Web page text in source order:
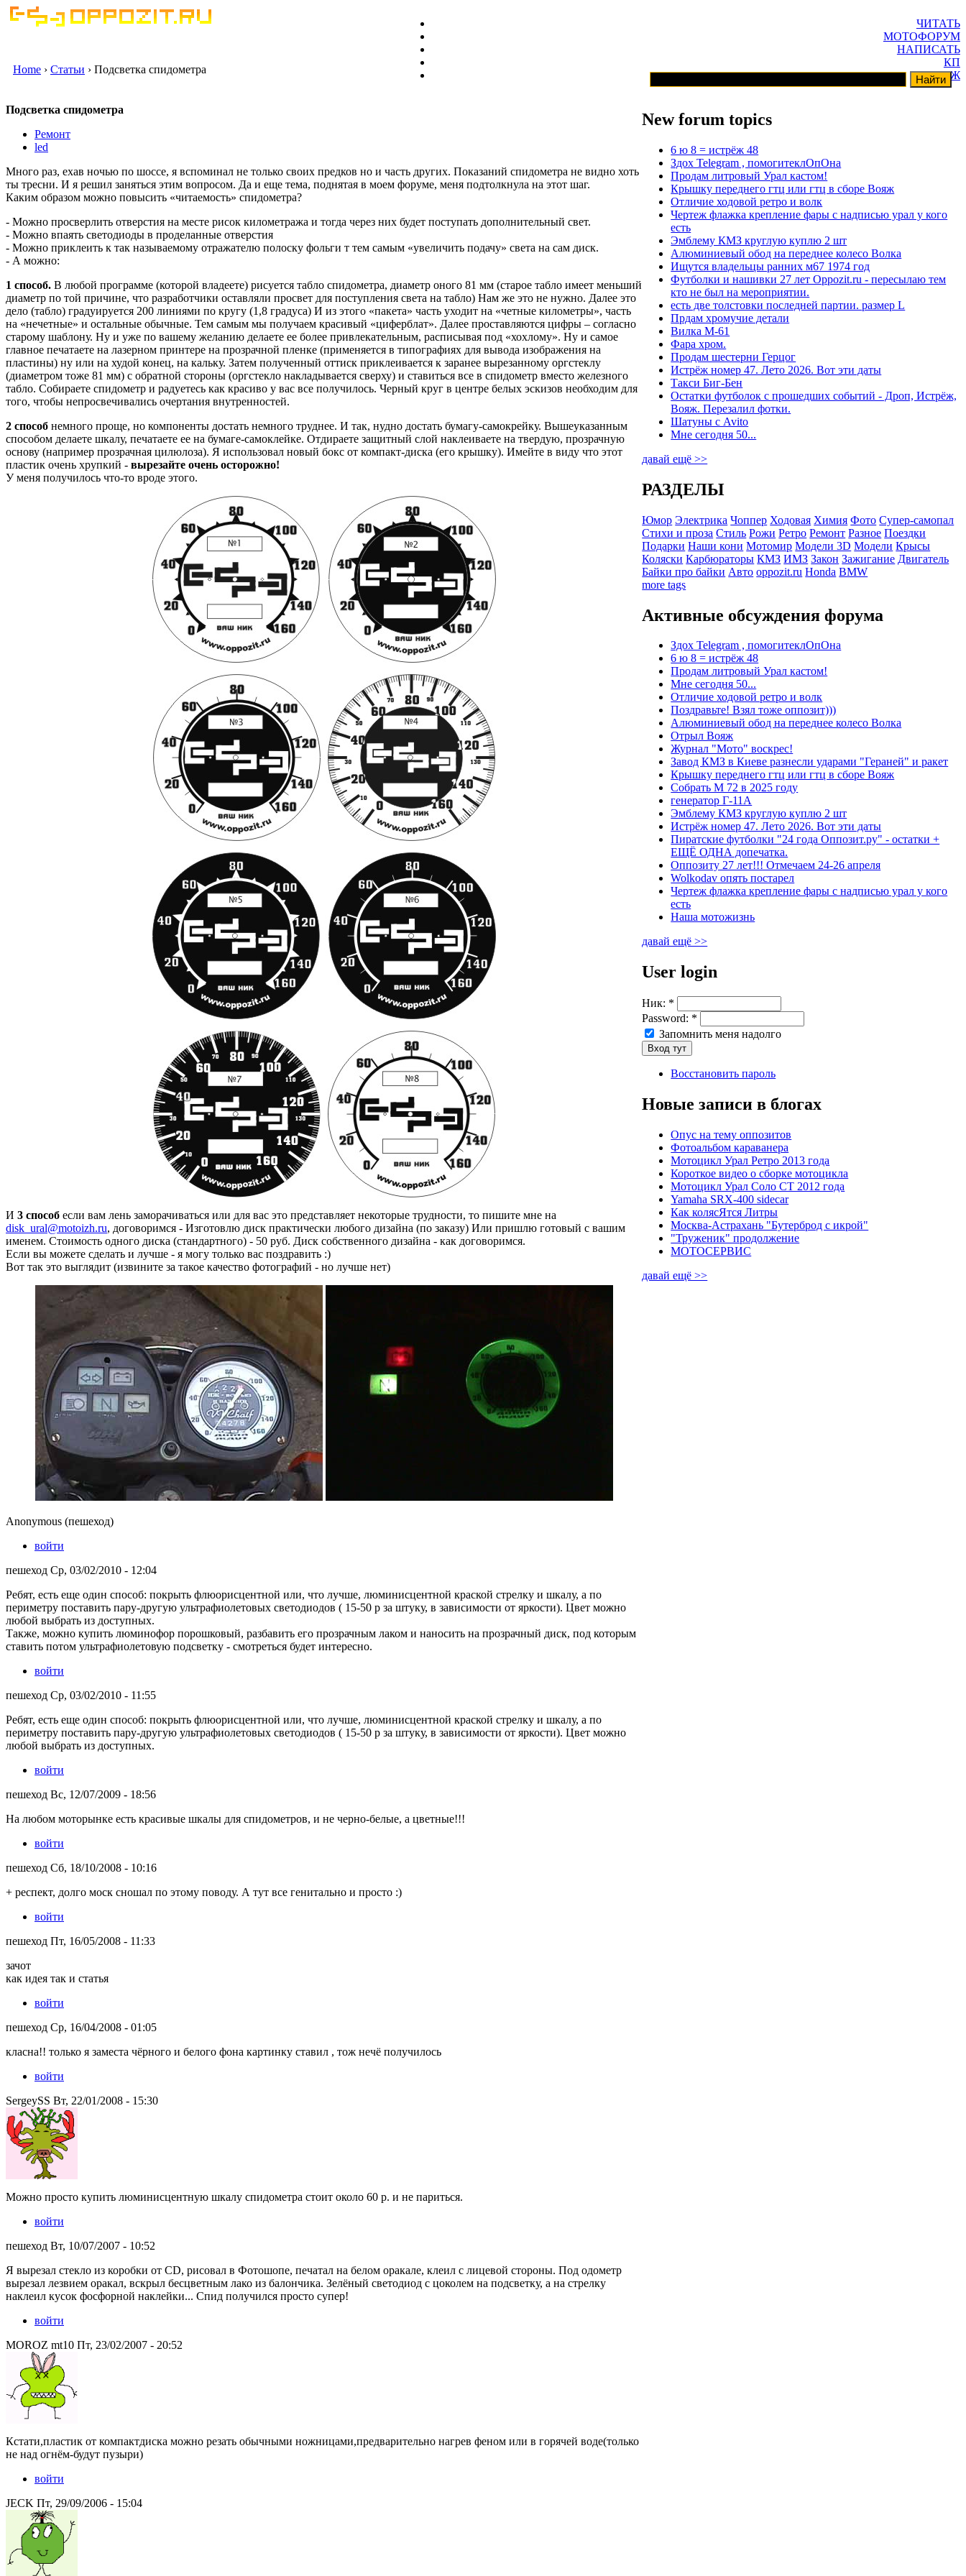
ЧИТАТЬ
МОТОФОРУМ
НАПИСАТЬ
КП
ГАРАЖ
Home › Статьи › Подсветка спидометра
Подсветка спидометра
Ремонт
led
Много раз, ехав ночью по шоссе, я вспоминал не только своих предков но и часть других. Показаний спидометра не видно хоть
ты тресни. И я решил заняться этим вопросом. Да и еще тема, поднятая в моем форуме, меня подтолкнула на этот шаг.
Каким образом можно повысить «читаемость» спидометра?
- Можно просверлить отверстия на месте рисок километража и тогда через них будет поступать дополнительный свет.
- Можно впаять светодиоды в проделанные отверстия
- Можно приклеить к так называемому отражателю полоску фольги т тем самым «увеличить подачу» света на сам диск.
- А можно:
1 способ. В любой программе (которой владеете) рисуется табло спидометра, диаметр оного 81 мм (старое табло имеет меньший
диаметр по той причине, что разработчики оставляли просвет для поступления света на табло) Нам же это не нужно. Далее это
дело (табло) градуируется 200 линиями по кругу (1,8 градуса) И из этого «пакета» часть уходит на «четные километры», часть
на «нечетные» и остальные обычные. Тем самым мы получаем красивый «циферблат». Далее проставляются цифры – согласно
старому шаблону. Ну и уже по вашему желанию делаете ее более привлекательным, расписывая под «хохлому». Ну и самое
главное печатаете на лазерном принтере на прозрачной пленке (применяется в типографиях для вывода изображения на
пластины) ну или на худой конец, на кальку. Затем полученный оттиск приклеивается к заранее вырезанному оргстеклу
(диаметром тоже 81 мм) с обратной стороны (оргстекло накладывается сверху) и ставиться все в спидометр вместо железного
табло. Собираете спидометр и радуетесь как красиво у вас все получилось. Черный круг в центре белых эскизов необходим для
того, чтобы непросвечивались очертания внутренностей.
2 способ немного проще, но компоненты достать немного труднее. И так, нудно достать бумагу-самокрейку. Вышеуказанным
способом делаете шкалу, печатаете ее на бумаге-самоклейке. Отдираете защитный слой наклеиваете на твердую, прозрачную
основу (например прозрачная цилюлоза). Я использовал новый бокс от компакт-диска (его крышку). Имейте в виду что этот
пластик очень хрупкий - вырезайте очень осторожно!
У меня получилось что-то вроде этого.
И 3 способ если вам лень заморачиваться или для вас это представляет некоторые трудности, то пишите мне на
disk_ural@motoizh.ru, договоримся - Изготовлю диск практически любого дизайна (по заказу) Или пришлю готовый с вашим
именем. Стоимость одного диска (стандартного) - 50 руб. Диск собственного дизайна - как договоримся.
Если вы можете сделать и лучше - я могу только вас поздравить :)
Вот так это выглядит (извините за такое качество фотографий - но лучше нет)
Anonymous (пешеход)
войти
пешеход Ср, 03/02/2010 - 12:04
Ребят, есть еще один способ: покрыть флюорисцентной или, что лучше, люминисцентной краской стрелку и шкалу, а по
периметру поставить пару-другую ультрафиолетовых светодиодов ( 15-50 р за штуку, в зависимости от яркости). Цвет можно
любой выбрать из доступных.
Также, можно купить люминофор порошковый, разбавить его прозрачным лаком и наносить на прозрачный диск, под которым
ставить потом ультрафиолетовую подсветку - смотреться будет интересно.
войти
пешеход Ср, 03/02/2010 - 11:55
Ребят, есть еще один способ: покрыть флюорисцентной или, что лучше, люминисцентной краской стрелку и шкалу, а по
периметру поставить пару-другую ультрафиолетовых светодиодов ( 15-50 р за штуку, в зависимости от яркости). Цвет можно
любой выбрать из доступных.
войти
пешеход Вс, 12/07/2009 - 18:56
На любом моторынке есть красивые шкалы для спидометров, и не черно-белые, а цветные!!!
войти
пешеход Сб, 18/10/2008 - 10:16
+ респект, долго моск сношал по этому поводу. А тут все генитально и просто :)
войти
пешеход Пт, 16/05/2008 - 11:33
зачот
как идея так и статья
войти
пешеход Ср, 16/04/2008 - 01:05
класна!! только я заместа чёрного и белого фона картинку ставил , тож нечё получилось
войти
SergeySS Вт, 22/01/2008 - 15:30
Можно просто купить люминисцентную шкалу спидометра стоит около 60 р. и не париться.
войти
пешеход Вт, 10/07/2007 - 10:52
Я вырезал стекло из коробки от CD, рисовал в Фотошопе, печатал на белом оракале, клеил с лицевой стороны. Под одометр
вырезал лезвием оракал, вскрыл бесцветным лако из балончика. Зелёный светодиод с цоколем на подсветку, а на стрелку
наклеил кусок фосфорной наклейки... Спид получился просто супер!
войти
MOROZ mt10 Пт, 23/02/2007 - 20:52
Кстати,пластик от компактдиска можно резать обычными ножницами,предварительно нагрев феном или в горячей воде(только
не над огнём-будут пузыри)
войти
JECK Пт, 29/09/2006 - 15:04
New forum topics
6 ю 8 = истрёж 48
Здох Telegram , помогитеклОпОна
Продам литровый Урал кастом!
Крышку переднего гтц или гтц в сборе Вояж
Отличие ходовой ретро и волк
Чертеж флажка крепление фары с надписью урал у кого
есть
Эмблему КМЗ круглую куплю 2 шт
Алюминиевый обод на переднее колесо Волка
Ищутся владельцы ранних м67 1974 год
Футболки и нашивки 27 лет Oppozit.ru - пересылаю тем
кто не был на мероприятии.
есть две толстовки последней партии. размер L
Прдам хромучие детали
Вилка М-61
Фара хром.
Продам шестерни Герцог
Истрёж номер 47. Лето 2026. Вот эти даты
Такси Биг-Бен
Остатки футболок с прошедших событий - Дроп, Истрёж,
Вояж. Перезалил фотки.
Шатуны с Avito
Мне сегодня 50...
давай ещё >>
РАЗДЕЛЫ
Юмор Электрика Чоппер Ходовая Химия Фото Супер-самопал
Стихи и проза Стиль Рожи Ретро Ремонт Разное Поездки
Подарки Наши кони Мотомир Модели 3D Модели Крысы
Коляски Карбюраторы КМЗ ИМЗ Закон Зажигание Двигатель
Байки про байки Авто oppozit.ru Honda BMW
more tags
Активные обсуждения форума
Здох Telegram , помогитеклОпОна
6 ю 8 = истрёж 48
Продам литровый Урал кастом!
Мне сегодня 50...
Отличие ходовой ретро и волк
Поздравьте! Взял тоже оппозит)))
Алюминиевый обод на переднее колесо Волка
Отрыл Вояж
Журнал "Мото" воскрес!
Завод КМЗ в Киеве разнесли ударами "Гераней" и ракет
Крышку переднего гтц или гтц в сборе Вояж
Собрать М 72 в 2025 году
генератор Г-11А
Эмблему КМЗ круглую куплю 2 шт
Истрёж номер 47. Лето 2026. Вот эти даты
Пиратские футболки "24 года Оппозит.ру" - остатки +
ЕЩЁ ОДНА допечатка.
Оппозиту 27 лет!!! Отмечаем 24-26 апреля
Wolkodav опять постарел
Чертеж флажка крепление фары с надписью урал у кого
есть
Наша мотожизнь
давай ещё >>
User login
Ник: *
Password: *
Запомнить меня надолго
Восстановить пароль
Новые записи в блогах
Опус на тему оппозитов
Фотоальбом караванера
Мотоцикл Урал Ретро 2013 года
Короткое видео о сборке мотоцикла
Мотоцикл Урал Соло СТ 2012 года
Yamaha SRX-400 sidecar
Как колясЯтся Литры
Москва-Астрахань "Бутерброд с икрой"
"Труженик" продолжение
МОТОСЕРВИС
давай ещё >>